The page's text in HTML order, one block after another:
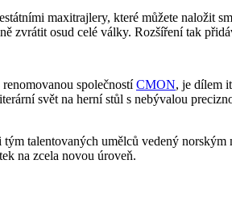
maxitrajlery, které můžete
zvrátit osud celé války. Rozšíření tak
společnostíCMON, je dílem
svět na herní stůl s nebývalou
talentovaných umělců vedený
na zcela novou úroveň.